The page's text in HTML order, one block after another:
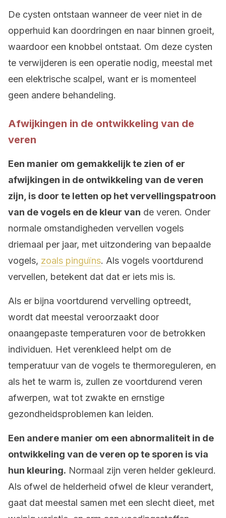
De cysten ontstaan wanneer de veer niet in de
opperhuid kan doordringen en naar binnen groeit,
waardoor een knobbel ontstaat. Om deze cysten
te verwijderen is een operatie nodig, meestal met
een elektrische scalpel, want er is momenteel
geen andere behandeling.
Afwijkingen in de ontwikkeling van de
veren
Een manier om gemakkelijk te zien of er
afwijkingen in de ontwikkeling van de veren
zijn, is door te letten op het vervellingspatroon
van de vogels en de kleur van de veren. Onder
normale omstandigheden vervellen vogels
driemaal per jaar, met uitzondering van bepaalde
vogels, zoals pinguïns. Als vogels voortdurend
vervellen, betekent dat dat er iets mis is.
Als er bijna voortdurend vervelling optreedt,
wordt dat meestal veroorzaakt door
onaangepaste temperaturen voor de betrokken
individuen. Het verenkleed helpt om de
temperatuur van de vogels te thermoreguleren, en
als het te warm is, zullen ze voortdurend veren
afwerpen, wat tot zwakte en ernstige
gezondheidsproblemen kan leiden.
Een andere manier om een abnormaliteit in de
ontwikkeling van de veren op te sporen is via
hun kleuring. Normaal zijn veren helder gekleurd.
Als ofwel de helderheid ofwel de kleur verandert,
gaat dat meestal samen met een slecht dieet, met